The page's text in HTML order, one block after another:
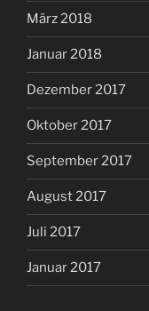
März 2018
Januar 2018
Dezember 2017
Oktober 2017
September 2017
August 2017
Juli 2017
Januar 2017